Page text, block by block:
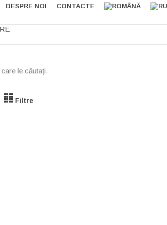
DESPRE NOI CONTACTE
Filtre
le căutați.